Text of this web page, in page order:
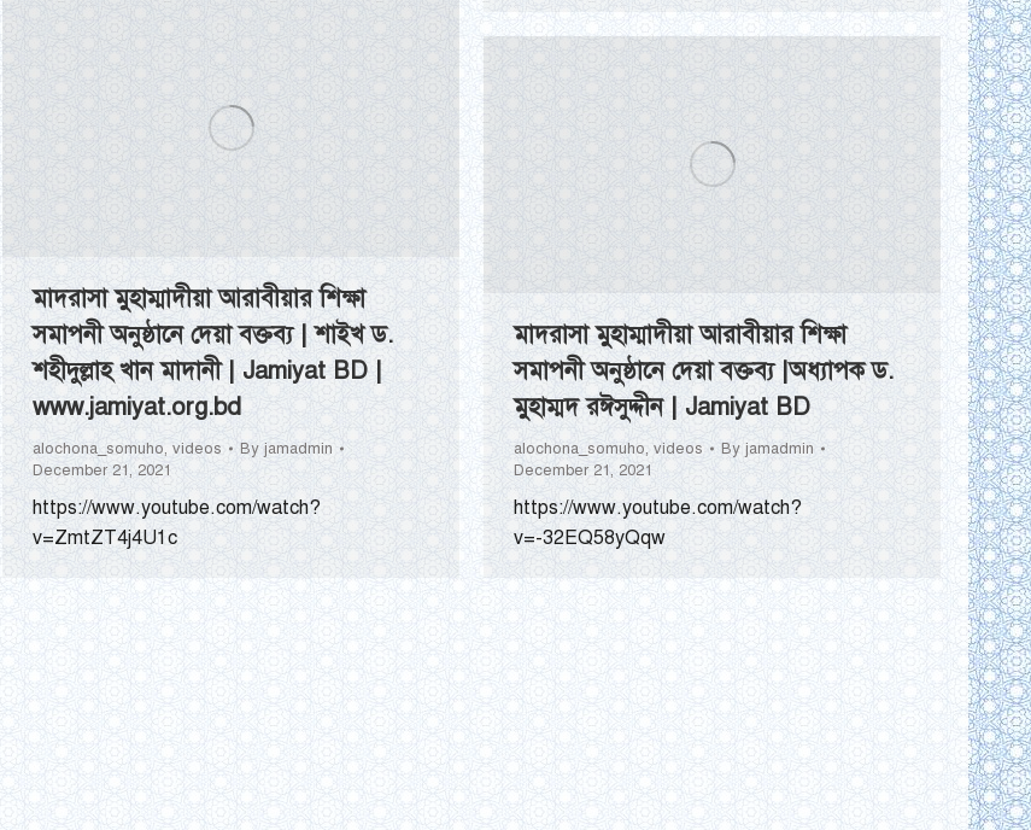
মাদরাসা মুহাম্মাদীয়া আরাবীয়ার শিক্ষা
সমাপনী অনুষ্ঠানে দেয়া বক্তব্য | শাইখ ড.
শহীদুল্লাহ খান মাদানী | Jamiyat BD |
www.jamiyat.org.bd
alochona_somuho, videos Byjamadmin
December 21, 2021
https://www.youtube.com/watch?
v=ZmtZT4j4U1c
মাদরাসা মুহাম্মাদীয়া আরাবীয়ার শিক্ষা
সমাপনী অনুষ্ঠানে দেয়া বক্তব্য |অধ্যাপক ড.
মুহাম্মদ রঈসুদ্দীন | Jamiyat BD
alochona_somuho, videos By jamadmin
December 21, 2021
https://www.youtube.com/watch?
v=-32EQ58yQqw